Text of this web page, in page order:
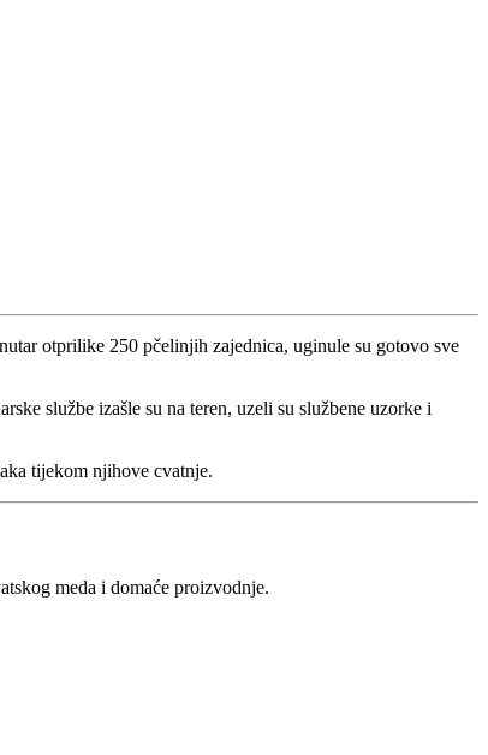
otprilike 250 pčelinjih zajednica, uginule su gotovo sve
službe izašle su na teren, uzeli su službene uzorke i
tijekom njihove cvatnje.
meda i domaće proizvodnje.